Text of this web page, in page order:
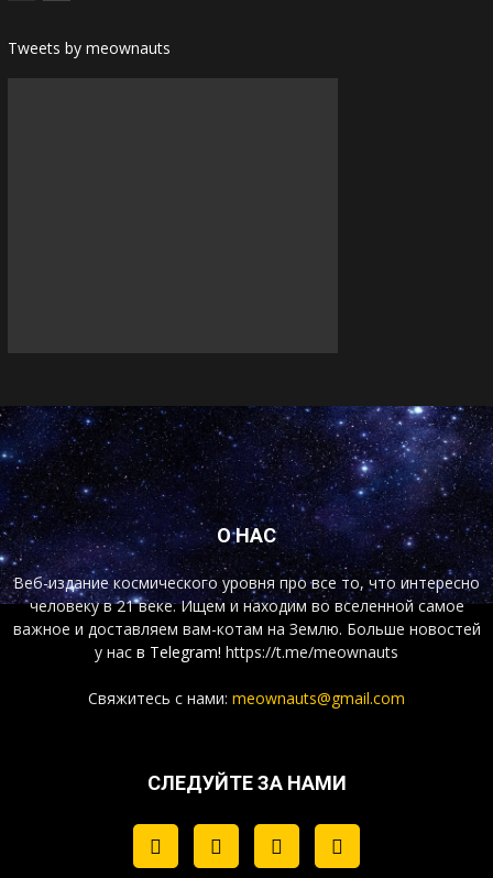
Tweets by meownauts
О НАС
Веб-издание космического уровня про все то, что интересно
человеку в 21 веке. Ищем и находим во вселенной самое
важное и доставляем вам-котам на Землю. Больше новостей
у нас в Telegram! https://t.me/meownauts
Свяжитесь с нами: meownauts@gmail.com
СЛЕДУЙТЕ ЗА НАМИ